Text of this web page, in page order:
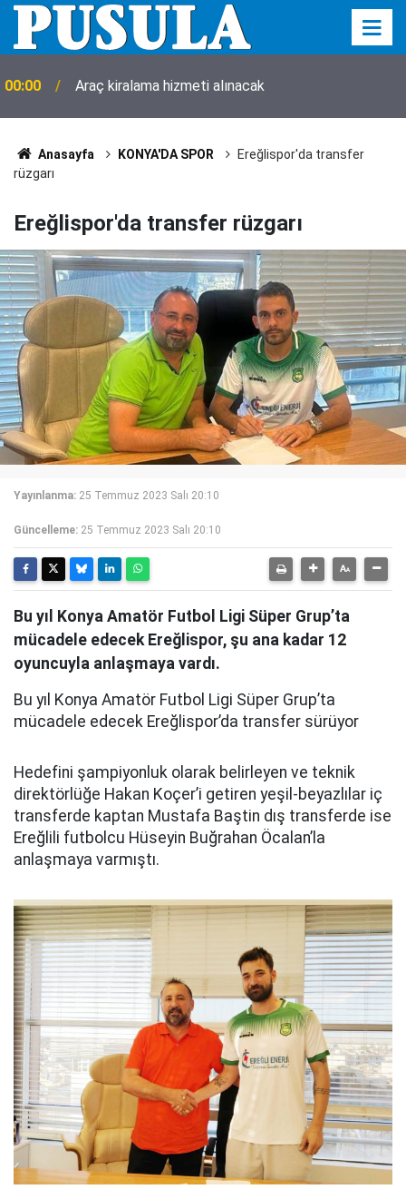
00:00 Araç kiralama hizmeti alınacak
Anasayfa KONYA'DA SPOR
Ereğlispor'da transfer
rüzgarı
Ereğlispor'da transfer rüzgarı
Yayınlanma: 25 Temmuz 2023 Salı 20:10
Güncelleme: 25 Temmuz 2023 Salı 20:10
Bu yıl Konya Amatör Futbol Ligi Süper Grup’ta
mücadele edecek Ereğlispor, şu ana kadar 12
oyuncuyla anlaşmaya vardı.
Bu yıl Konya Amatör Futbol Ligi Süper Grup’ta
mücadele edecek Ereğlispor’da transfer sürüyor
Hedefini şampiyonluk olarak belirleyen ve teknik
direktörlüğe Hakan Koçer’i getiren yeşil-beyazlılar iç
transferde kaptan Mustafa Baştin dış transferde ise
Ereğlili futbolcu Hüseyin Buğrahan Öcalan’la
anlaşmaya varmıştı.